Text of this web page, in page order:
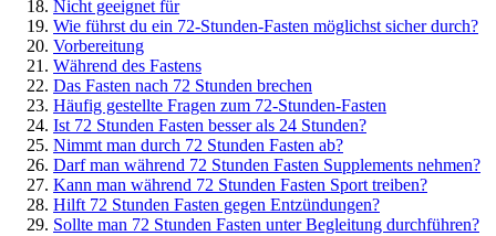
Nicht geeignet für
Wie führst du ein 72-Stunden-Fasten möglichst sicher durch?
Vorbereitung
Während des Fastens
Das Fasten nach 72 Stunden brechen
Häufig gestellte Fragen zum 72-Stunden-Fasten
Ist 72 Stunden Fasten besser als 24 Stunden?
Nimmt man durch 72 Stunden Fasten ab?
Darf man während 72 Stunden Fasten Supplements nehmen?
Kann man während 72 Stunden Fasten Sport treiben?
Hilft 72 Stunden Fasten gegen Entzündungen?
Sollte man 72 Stunden Fasten unter Begleitung durchführen?